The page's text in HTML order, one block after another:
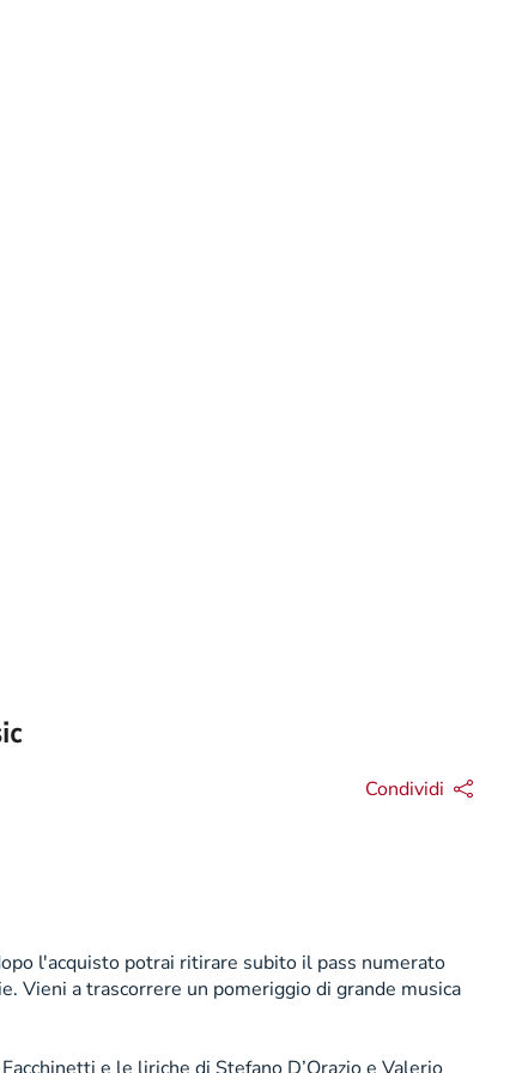
Condividi
l'acquisto potrai ritirare subito il pass numerato
Vieni a trascorrere un pomeriggio di grande musica